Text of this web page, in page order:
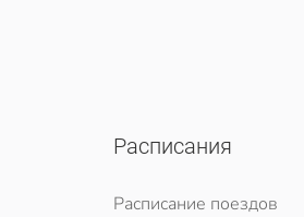
Расписания
Расписание поездов